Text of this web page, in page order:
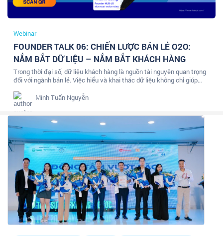
Webinar
FOUNDER TALK 06: CHIẾN LƯỢC BÁN LẺ O2O:
NẮM BẮT DỮ LIỆU – NẮM BẮT KHÁCH HÀNG
Trong thời đại số, dữ liệu khách hàng là nguồn tài nguyên quan trọng
đối với ngành bán lẻ. Việc hiểu và khai thác dữ liệu không chỉ giúp
Minh Tuấn Nguyễn